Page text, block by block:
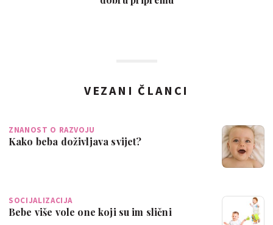
VEZANI ČLANCI
ZNANOST O RAZVOJU
Kako beba doživljava svijet?
SOCIJALIZACIJA
Bebe više vole one koji su im slični